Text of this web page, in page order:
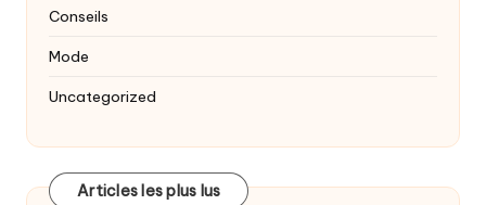
Conseils
Mode
Uncategorized
Articles les plus lus